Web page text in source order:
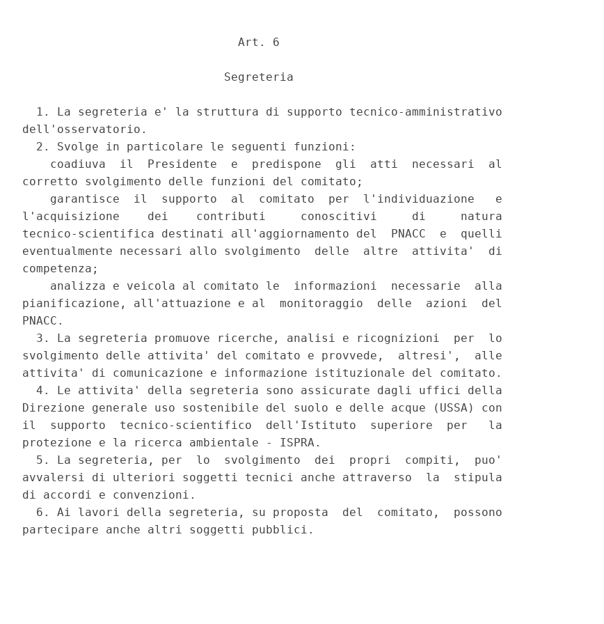
                               Art. 6
                             Segreteria
  1. La segreteria e' la struttura di supporto tecnico-amministrativo
dell'osservatorio.
  2. Svolge in particolare le seguenti funzioni:
    coadiuva  il  Presidente  e  predispone  gli  atti  necessari  al
corretto svolgimento delle funzioni del comitato;
    garantisce  il  supporto  al  comitato  per  l'individuazione   e
l'acquisizione    dei    contributi     conoscitivi     di     natura
tecnico-scientifica destinati all'aggiornamento del  PNACC  e  quelli
eventualmente necessari allo svolgimento  delle  altre  attivita'  di
competenza;
    analizza e veicola al comitato le  informazioni  necessarie  alla
pianificazione, all'attuazione e al  monitoraggio  delle  azioni  del
PNACC.
  3. La segreteria promuove ricerche, analisi e ricognizioni  per  lo
svolgimento delle attivita' del comitato e provvede,  altresi',  alle
attivita' di comunicazione e informazione istituzionale del comitato.
  4. Le attivita' della segreteria sono assicurate dagli uffici della
Direzione generale uso sostenibile del suolo e delle acque (USSA) con
il  supporto  tecnico-scientifico  dell'Istituto  superiore  per   la
protezione e la ricerca ambientale - ISPRA.
  5. La segreteria, per  lo  svolgimento  dei  propri  compiti,  puo'
avvalersi di ulteriori soggetti tecnici anche attraverso  la  stipula
di accordi e convenzioni.
  6. Ai lavori della segreteria, su proposta  del  comitato,  possono